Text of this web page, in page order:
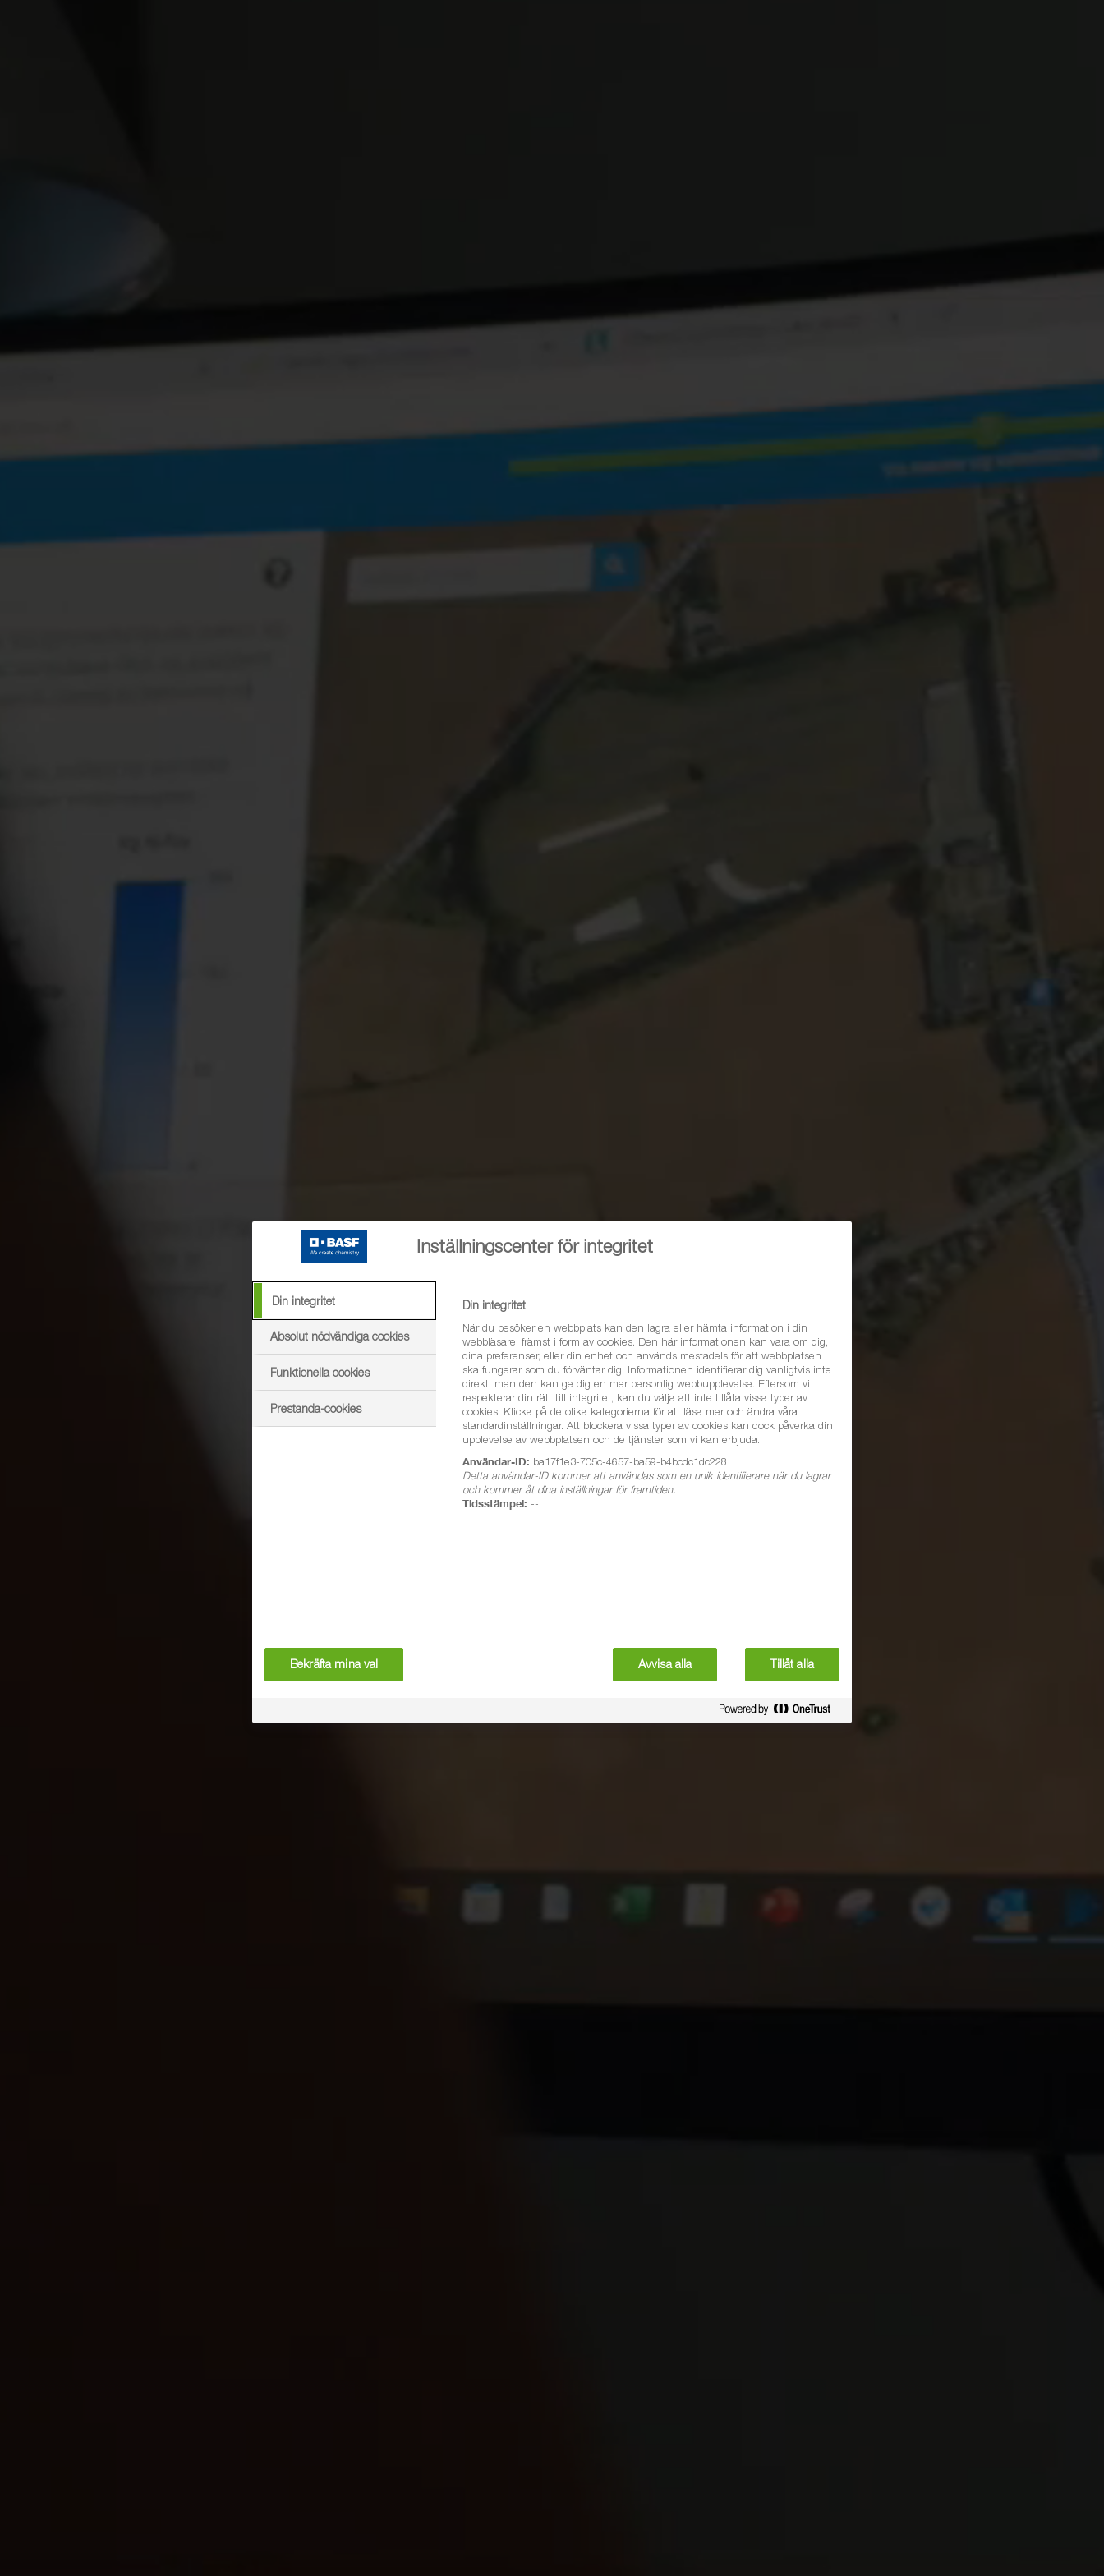
Inställningscenter för integritet
Din integritet
Absolut nödvändiga cookies
Funktionella cookies
Prestanda-cookies
Din integritet
När du besöker en webbplats kan den lagra eller hämta information i din
webbläsare, främst i form av cookies. Den här informationen kan vara om dig,
dina preferenser, eller din enhet och används mestadels för att webbplatsen
ska fungerar som du förväntar dig. Informationen identifierar dig vanligtvis inte
direkt, men den kan ge dig en mer personlig webbupplevelse. Eftersom vi
respekterar din rätt till integritet, kan du välja att inte tillåta vissa typer av
cookies. Klicka på de olika kategorierna för att läsa mer och ändra våra
standardinställningar. Att blockera vissa typer av cookies kan dock påverka din
upplevelse av webbplatsen och de tjänster som vi kan erbjuda.
Användar-ID: ba17f1e3-705c-4657-ba59-b4bcdc1dc228
Detta användar-ID kommer att användas som en unik identifierare när du lagrar
och kommer åt dina inställningar för framtiden.
Tidsstämpel: --
Bekräfta mina val Avvisa alla Tillåt alla